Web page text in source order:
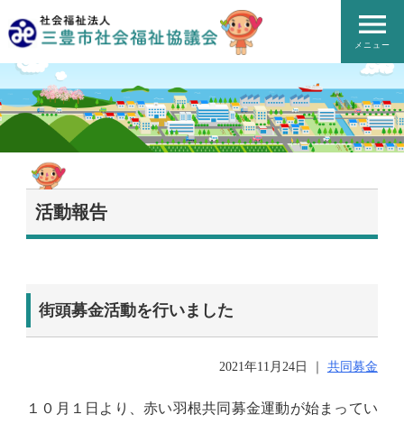
メニュー
活動報告
街頭募金活動を行いました
2021年11月24日 共同募金
１０月１日より、赤い羽根共同募金運動が始まってい